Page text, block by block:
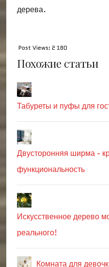
дерева.
Post Views: 2 180
Похожие статьи
Табуреты и пуфы для
Двусторонняя ширма -
функциональность
Искусственное дерево
реального!
Комната для